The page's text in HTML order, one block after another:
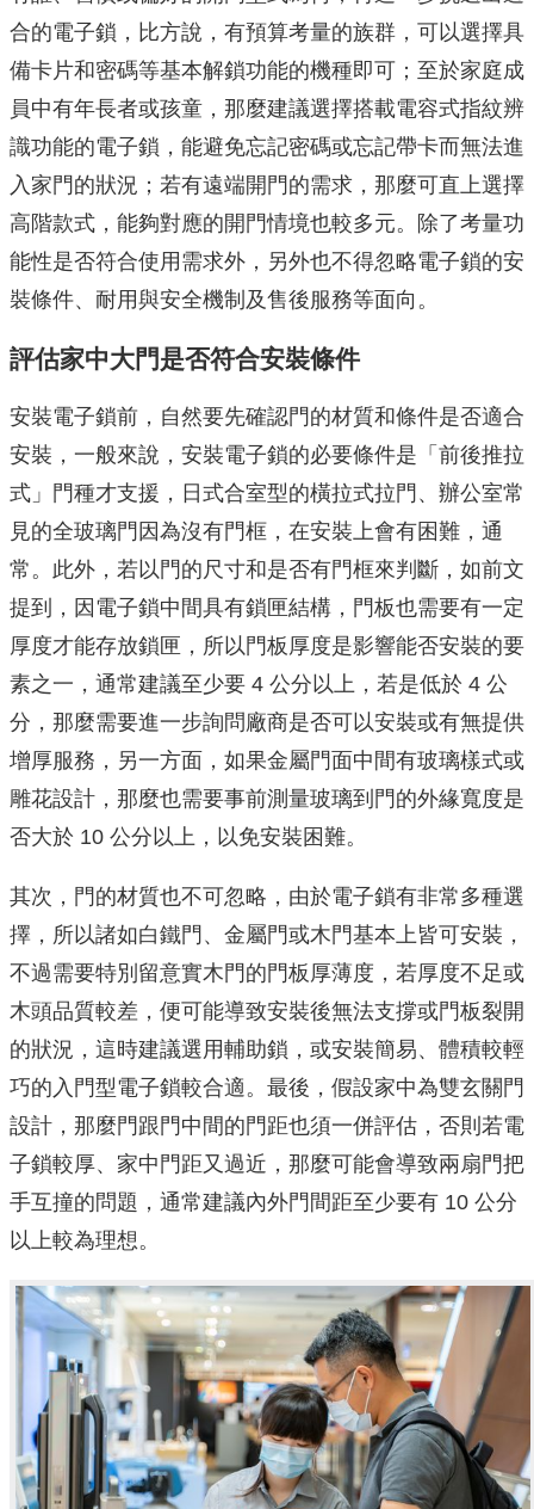
合的電子鎖，比方說，有預算考量的族群，可以選擇具
備卡片和密碼等基本解鎖功能的機種即可；至於家庭成
員中有年長者或孩童，那麼建議選擇搭載電容式指紋辨
識功能的電子鎖，能避免忘記密碼或忘記帶卡而無法進
入家門的狀況；若有遠端開門的需求，那麼可直上選擇
高階款式，能夠對應的開門情境也較多元。除了考量功
能性是否符合使用需求外，另外也不得忽略電子鎖的安
裝條件、耐用與安全機制及售後服務等面向。
評估家中大門是否符合安裝條件
安裝電子鎖前，自然要先確認門的材質和條件是否適合
安裝，一般來說，安裝電子鎖的必要條件是「前後推拉
式」門種才支援，日式合室型的橫拉式拉門、辦公室常
見的全玻璃門因為沒有門框，在安裝上會有困難，通
常。此外，若以門的尺寸和是否有門框來判斷，如前文
提到，因電子鎖中間具有鎖匣結構，門板也需要有一定
厚度才能存放鎖匣，所以門板厚度是影響能否安裝的要
素之一，通常建議至少要 4 公分以上，若是低於 4 公
分，那麼需要進一步詢問廠商是否可以安裝或有無提供
增厚服務，另一方面，如果金屬門面中間有玻璃樣式或
雕花設計，那麼也需要事前測量玻璃到門的外緣寬度是
否大於 10 公分以上，以免安裝困難。
其次，門的材質也不可忽略，由於電子鎖有非常多種選
擇，所以諸如白鐵門、金屬門或木門基本上皆可安裝，
不過需要特別留意實木門的門板厚薄度，若厚度不足或
木頭品質較差，便可能導致安裝後無法支撐或門板裂開
的狀況，這時建議選用輔助鎖，或安裝簡易、體積較輕
巧的入門型電子鎖較合適。最後，假設家中為雙玄關門
設計，那麼門跟門中間的門距也須一併評估，否則若電
子鎖較厚、家中門距又過近，那麼可能會導致兩扇門把
手互撞的問題，通常建議內外門間距至少要有 10 公分
以上較為理想。